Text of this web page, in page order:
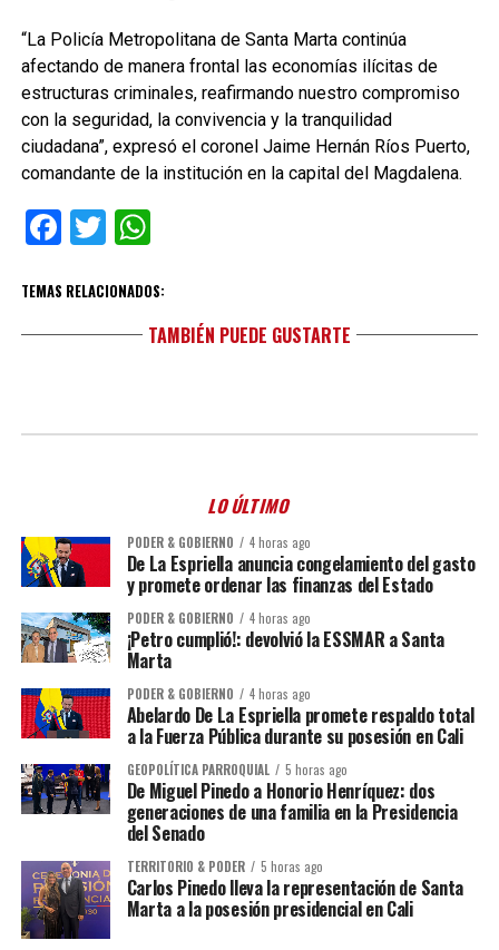
“La Policía Metropolitana de Santa Marta continúa
afectando de manera frontal las economías ilícitas de
estructuras criminales, reafirmando nuestro compromiso
con la seguridad, la convivencia y la tranquilidad
ciudadana”, expresó el coronel Jaime Hernán Ríos Puerto,
comandante de la institución en la capital del Magdalena.
Facebook
TwitterWhatsApp
TEMAS RELACIONADOS:
TAMBIÉN PUEDE GUSTARTE
LO ÚLTIMO
PODER & GOBIERNO 4 horas ago
De La Espriella anuncia congelamiento del gasto
y promete ordenar las finanzas del Estado
PODER & GOBIERNO 4 horas ago
¡Petro cumplió!: devolvió la ESSMAR a Santa
Marta
PODER & GOBIERNO 4 horas ago
Abelardo De La Espriella promete respaldo total
a la Fuerza Pública durante su posesión en Cali
GEOPOLÍTICA PARROQUIAL 5 horas ago
De Miguel Pinedo a Honorio Henríquez: dos
generaciones de una familia en la Presidencia
del Senado
TERRITORIO & PODER 5 horas ago
Carlos Pinedo lleva la representación de Santa
Marta a la posesión presidencial en Cali